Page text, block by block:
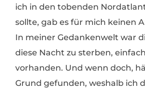
ich in den tobenden
sollte, gab es für mich keinen
In meiner Gedankenwelt war
diese Nacht zu sterben,
vorhanden. Und wenn doch,
Grund gefunden, weshalb ich